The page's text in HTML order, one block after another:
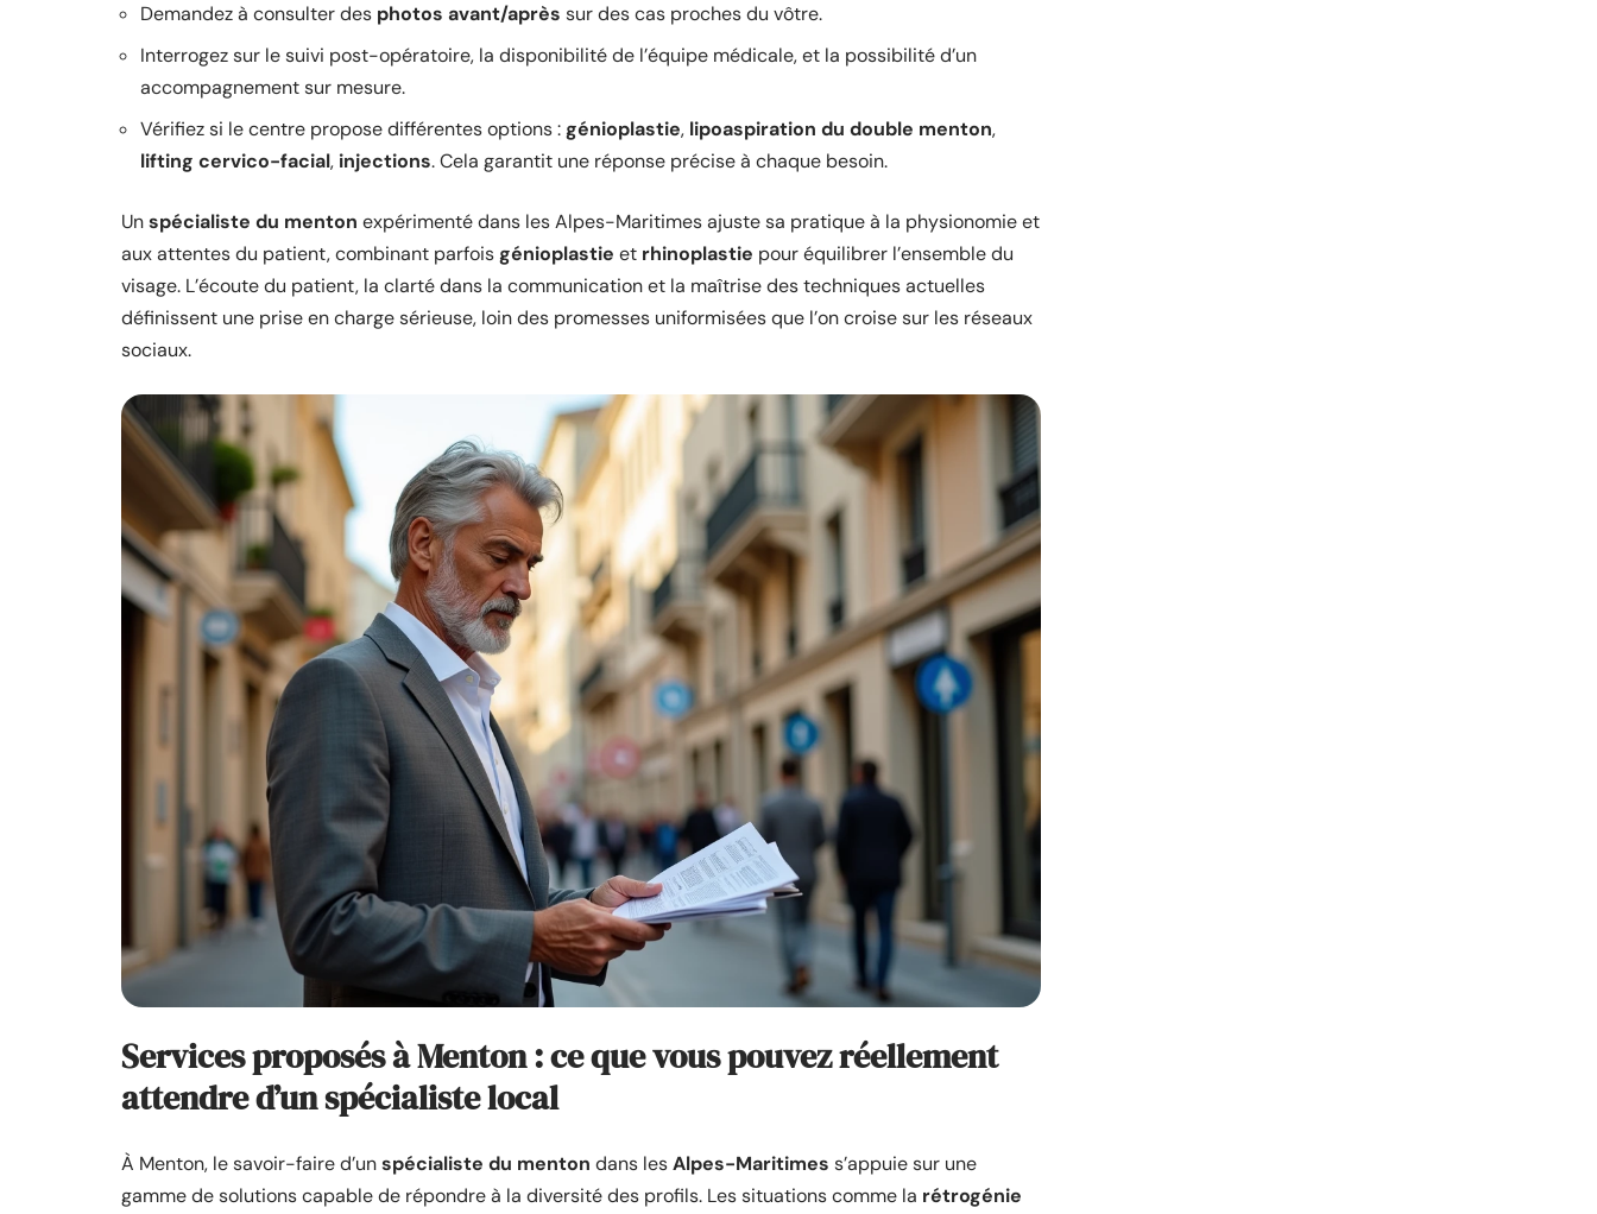
Demandez à consulter des photos avant/après sur des cas proches du vôtre.
Interrogez sur le suivi post-opératoire, la disponibilité de l’équipe médicale, et la possibilité d’un
accompagnement sur mesure.
Vérifiez si le centre propose différentes options :génioplastie, lipoaspiration du double menton,
lifting cervico-facial, injections. Cela garantit une réponse précise à chaque besoin.
Unspécialiste du menton expérimenté dans les Alpes-Maritimes ajuste sa pratique à la physionomie et
aux attentes du patient, combinant parfoisgénioplastie et rhinoplastie pour équilibrer l’ensemble du
visage. L’écoute du patient, la clarté dans la communication et la maîtrise des techniques actuelles
définissent une prise en charge sérieuse, loin des promesses uniformisées que l’on croise sur les réseaux
sociaux.
Services proposés à Menton : ce que vous pouvez réellement
attendre d’un spécialiste local
À Menton, le savoir-faire d’unspécialiste du menton dans lesAlpes-Maritimes s’appuie sur une
gamme de solutions capable de répondre à la diversité des profils. Les situations comme la rétrogénie